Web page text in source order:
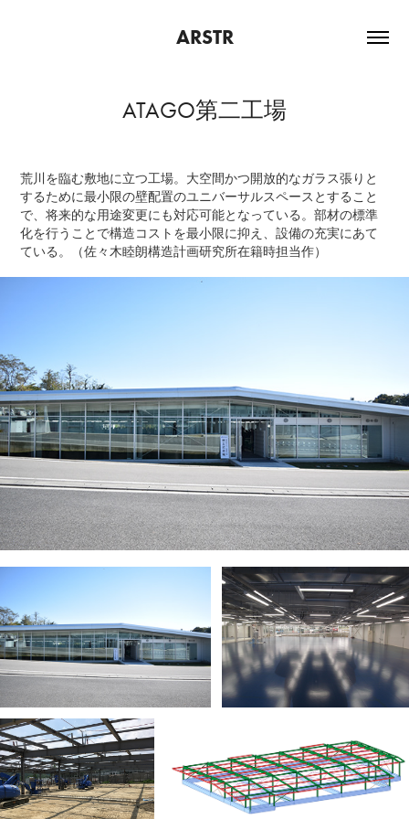
ARSTR
ATAGO第二工場
荒川を臨む敷地に立つ工場。大空間かつ開放的なガラス張りと
するために最小限の壁配置のユニバーサルスペースとすること
で、将来的な用途変更にも対応可能となっている。部材の標準
化を行うことで構造コストを最小限に抑え、設備の充実にあて
ている。
（佐々木睦朗構造計画研究所在籍時担当作）